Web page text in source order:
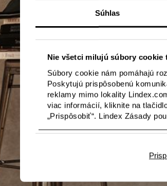
Súhlas
Nie všetci milujú súbory cookie
Súbory cookie nám pomáhajú
Poskytujú prispôsobenú
reklamy mimo lokality
viac informácií, kliknite na
„Prispôsobiť“. Lindex Zásady